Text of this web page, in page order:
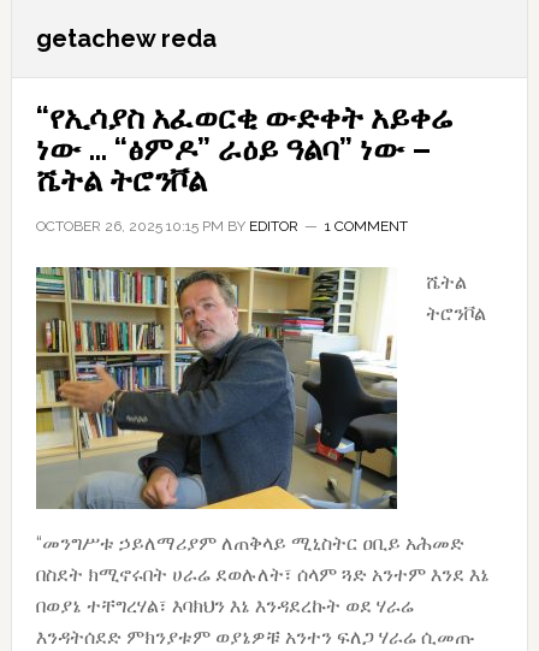
getachew reda
“የኢሳያስ አፈወርቂ ውድቀት አይቀሬ
ነው … “ፅምዶ” ራዕይ ዓልባ” ነው –
ሼትል ትሮንቮል
OCTOBER 26, 2025 10:15 PM BY EDITOR 1 COMMENT
ሼትል
ትሮንቮል
“መንግሥቱ ኃይለማሪያም ለጠቅላይ ሚኒስትር ዐቢይ አሕመድ
በስደት ክሚኖሩበት ሀራሬ ደወሉለት፣ ሰላም ጓድ አንተም እንደ እኔ
በወያኔ ተቸግረሃል፣ እባክህን እኔ እንዳደረኩት ወደ ሃራሬ
እንዳትሰደድ ምክንያቱም ወያኔዎቹ አንተን ፍለጋ ሃራሬ ሲመጡ